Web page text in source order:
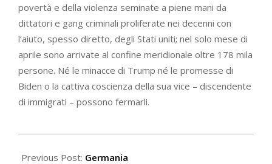
povertà e della violenza seminate a piene mani da
dittatori e gang criminali proliferate nei decenni con
l’aiuto, spesso diretto, degli Stati uniti; nel solo mese di
aprile sono arrivate al confine meridionale oltre 178 mila
persone. Né le minacce di Trump né le promesse di
Biden o la cattiva coscienza della sua vice – discendente
di immigrati – possono fermarli.
06-
Previous Post: Germania